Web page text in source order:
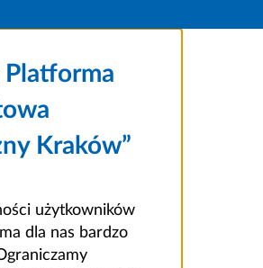
Platforma
Kraków”
użytkowników
dla nas bardzo